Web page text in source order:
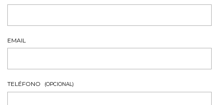
EMAIL
TELÉFONO (OPCIONAL)